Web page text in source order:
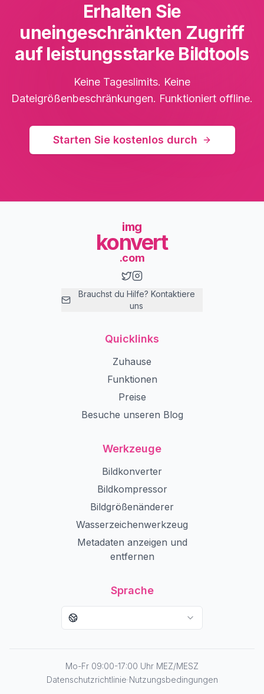
Erhalten Sie
uneingeschränkten Zugriff
auf leistungsstarke Bildtools
Keine Tageslimits. Keine
Dateigrößenbeschränkungen. Funktioniert offline.
Starten Sie kostenlos durch
img
konvert
.com
Brauchst du Hilfe? Kontaktiere
uns
Quicklinks
Zuhause
Funktionen
Preise
Besuche unseren Blog
Werkzeuge
Bildkonverter
Bildkompressor
Bildgrößenänderer
Wasserzeichenwerkzeug
Metadaten anzeigen und
entfernen
Sprache
Mo-Fr 09:00-17:00 Uhr MEZ/MESZ
Datenschutzrichtlinie·Nutzungsbedingungen